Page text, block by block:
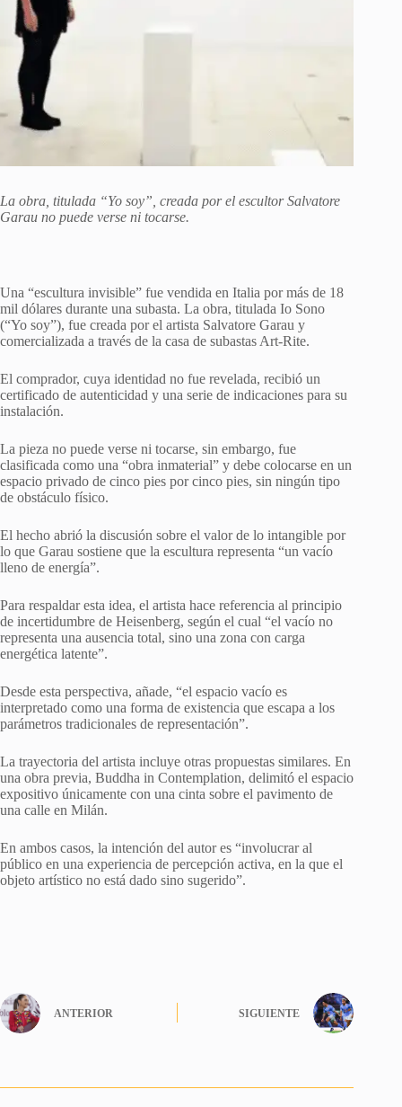
La obra, titulada “Yo soy”, creada por el escultor Salvatore
Garau no puede verse ni tocarse.
Una “escultura invisible” fue vendida en Italia por más de 18
mil dólares durante una subasta. La obra, titulada Io Sono
(“Yo soy”), fue creada por el artista Salvatore Garau y
comercializada a través de la casa de subastas Art-Rite.
El comprador, cuya identidad no fue revelada, recibió un
certificado de autenticidad y una serie de indicaciones para su
instalación.
La pieza no puede verse ni tocarse, sin embargo, fue
clasificada como una “obra inmaterial” y debe colocarse en un
espacio privado de cinco pies por cinco pies, sin ningún tipo
de obstáculo físico.
El hecho abrió la discusión sobre el valor de lo intangible por
lo que Garau sostiene que la escultura representa “un vacío
lleno de energía”.
Para respaldar esta idea, el artista hace referencia al principio
de incertidumbre de Heisenberg, según el cual “el vacío no
representa una ausencia total, sino una zona con carga
energética latente”.
Desde esta perspectiva, añade, “el espacio vacío es
interpretado como una forma de existencia que escapa a los
parámetros tradicionales de representación”.
La trayectoria del artista incluye otras propuestas similares. En
una obra previa, Buddha in Contemplation, delimitó el espacio
expositivo únicamente con una cinta sobre el pavimento de
una calle en Milán.
En ambos casos, la intención del autor es “involucrar al
público en una experiencia de percepción activa, en la que el
objeto artístico no está dado sino sugerido”.
ANTERIOR SIGUIENTE